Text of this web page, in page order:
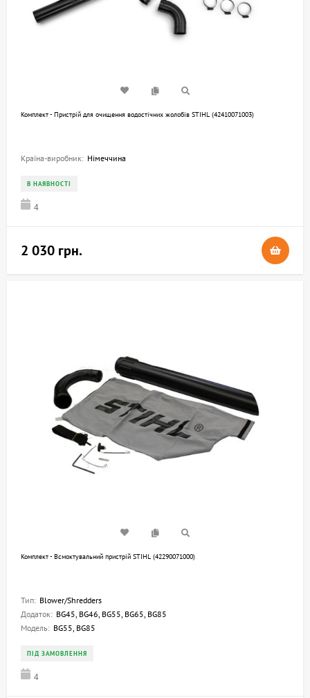
Комплект - Пристрій для очищення водостічних жолобів STIHL (42410071003)
Країна-виробник: Німеччина
В НАЯВНОСТІ
4
2 030 грн.
Комплект - Всмоктувальний пристрій STIHL (42290071000)
Тип: Blower/Shredders
Додаток: BG45, BG46, BG55, BG65, BG85
Модель: BG55, BG85
ПІД ЗАМОВЛЕННЯ
4